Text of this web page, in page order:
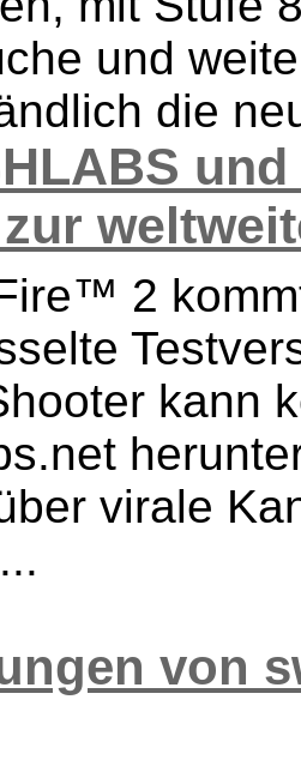
und
die
2
kann
virale
von